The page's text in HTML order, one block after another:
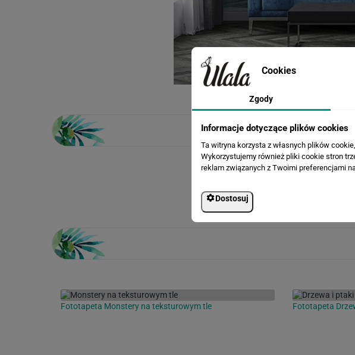
Fototapeta Monstery na teksturowym tle Fototapeta
Cookies
Zgody
Informacje dotyczące plików cookies
Ta witryna korzysta z własnych plików
Wykorzystujemy również pliki cookie stron
reklam związanych z Twoimi preferencjami
Dostosuj